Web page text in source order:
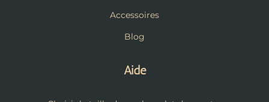
Accessoires
Blog
Aide